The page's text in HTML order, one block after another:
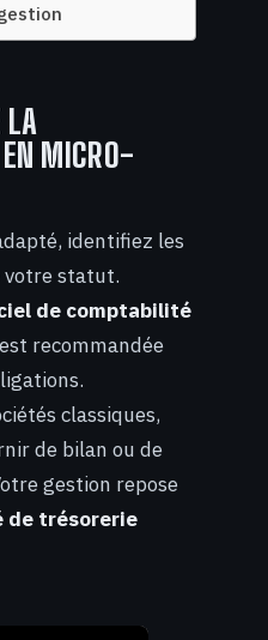
LA
MICRO-
identifiez les
votre statut.
de comptabilité
recommandée
classiques,
de bilan ou de
gestion repose
de trésorerie